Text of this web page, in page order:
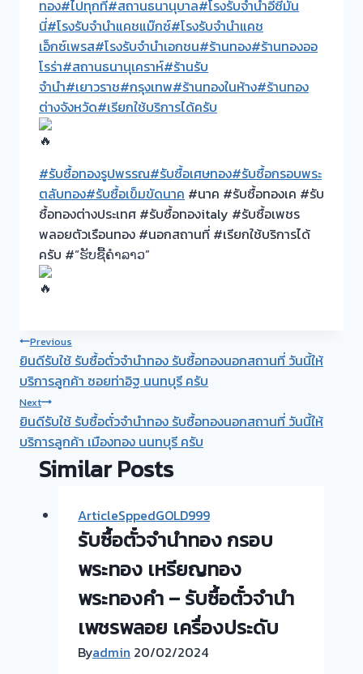
ทอง#ไปทุกที่#สถานธนานุบาล#โรงรับจำนำอีซี่มัน
นี่#โรงรับจำนำแคชแม๊กซ์#โรงรับจำนำแคช
เอ็กซ์เพรส#โรงรับจำนำเอกชน#ร้านทอง#ร้านทองออ
โรร่า#สถานธนานุเคราห์#ร้านรับ
จำนำ#เยาวราช#กรุงเทพ#ร้านทองในห้าง#ร้านทอง
ต่างจังหวัด#เรียกใช้บริการได้ครับ
#รับซื้อทองรูปพรรณ#รับซื้อเศษทอง#รับซื้อกรอบพระ
ตลับทอง#รับซื้อเข็มขัดนาค #นาค #รับซื้อทองเค #รับ
ซื้อทองต่างประเทศ #รับซื้อทองitaly #รับซื้อเพชร
พลอยตัวเรือนทอง #นอกสถานที่ #เรียกใช้บริการได้
ครับ #“ຮັບຊື້ຄຳລາວ”
Post
navigation
Previous
ยินดีรับใช้ รับซื้อตั๋วจำนำทอง รับซื้อทองนอกสถานที่ วันนี้ให้
บริการลูกค้า ซอยท่าอิฐ นนทบุรี ครับ
Next
ยินดีรับใช้ รับซื้อตั๋วจำนำทอง รับซื้อทองนอกสถานที่ วันนี้ให้
บริการลูกค้า เมืองทอง นนทบุรี ครับ
Similar Posts
ArticleSppedGOLD999
รับซื้อตั๋วจำนำทอง กรอบ
พระทอง เหรียญทอง
พระทองคำ – รับซื้อตั๋วจำนำ
เพชรพลอย เครื่องประดับ
Byadmin 20/02/2024